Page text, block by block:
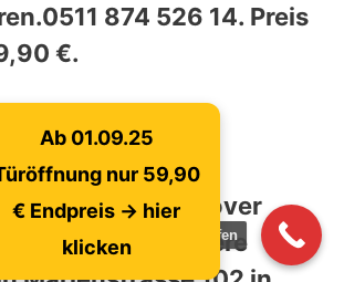
874 526 14. Preis
€.
in meine Nähe
in ganzen Hannover
unterwegs. Unsere
jetzt anrufen
Ab 01.09.25
nur 59,90
€ Endpreis -> hier
klicken